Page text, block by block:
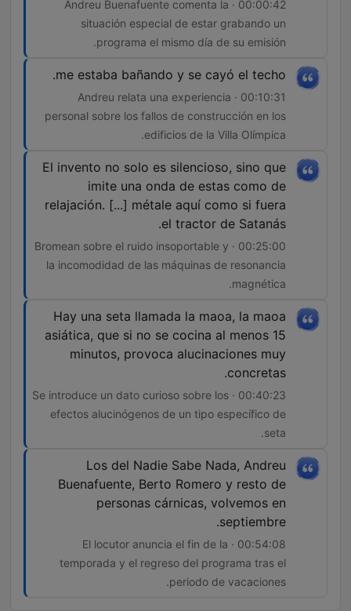
00:00:42 · Andreu Buenafuente comenta la
situación especial de estar grabando un
programa el mismo día de su emisión.
me estaba bañando y se cayó el techo.
00:10:31 · Andreu relata una experiencia
personal sobre los fallos de construcción en los
edificios de la Villa Olímpica.
El invento no solo es silencioso, sino que
imite una onda de estas como de
relajación. [...] métale aquí como si fuera
el tractor de Satanás.
00:25:00 · Bromean sobre el ruido insoportable y
la incomodidad de las máquinas de resonancia
magnética.
Hay una seta llamada la maoa, la maoa
asiática, que si no se cocina al menos 15
minutos, provoca alucinaciones muy
concretas.
00:40:23 · Se introduce un dato curioso sobre los
efectos alucinógenos de un tipo específico de
seta.
Los del Nadie Sabe Nada, Andreu
Buenafuente, Berto Romero y resto de
personas cárnicas, volvemos en
septiembre.
00:54:08 · El locutor anuncia el fin de la
temporada y el regreso del programa tras el
periodo de vacaciones.